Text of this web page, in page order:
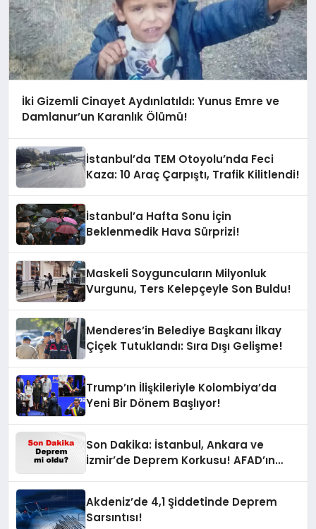
İki Gizemli Cinayet Aydınlatıldı: Yunus Emre ve
Damlanur’un Karanlık Ölümü!
İstanbul’da TEM Otoyolu’nda Feci
Kaza: 10 Araç Çarpıştı, Trafik Kilitlendi!
İstanbul’a Hafta Sonu İçin
Beklenmedik Hava Sürprizi!
Maskeli Soyguncuların Milyonluk
Vurgunu, Ters Kelepçeyle Son Buldu!
Menderes’in Belediye Başkanı İlkay
Çiçek Tutuklandı: Sıra Dışı Gelişme!
Trump’ın İlişkileriyle Kolombiya’da
Yeni Bir Dönem Başlıyor!
Son Dakika: İstanbul, Ankara ve
İzmir’de Deprem Korkusu! AFAD’ın
Akdeniz’de 4,1 Şiddetinde Deprem
Sarsıntısı!